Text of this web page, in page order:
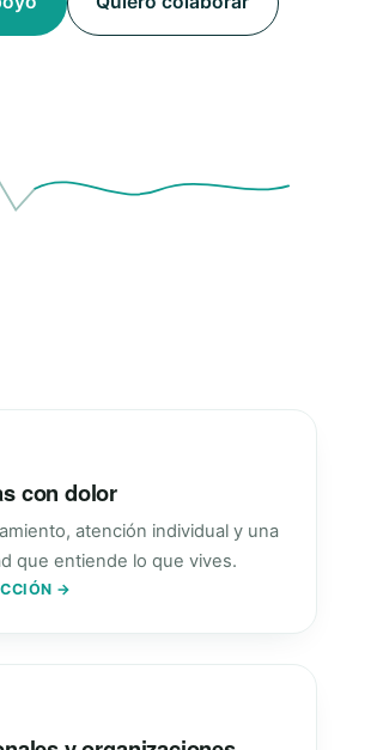
con dolor
atención individual y una
que entiende lo que vives.
→